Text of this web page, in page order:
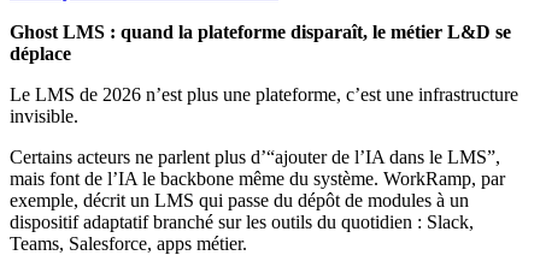
Ghost LMS : quand la plateforme disparaît, le métier L&D se
déplace
Le LMS de 2026 n’est plus une plateforme, c’est une infrastructure
invisible.
Certains acteurs ne parlent plus d’“ajouter de l’IA dans le LMS”,
mais font de l’IA le backbone même du système. WorkRamp, par
exemple, décrit un LMS qui passe du dépôt de modules à un
dispositif adaptatif branché sur les outils du quotidien : Slack,
Teams, Salesforce, apps métier.